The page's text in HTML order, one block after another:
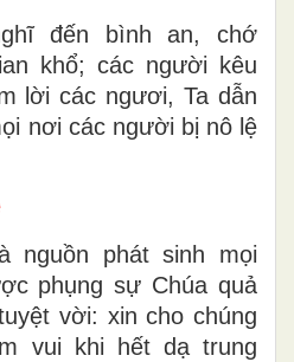
đến bình an, chớ
khổ; các người kêu
lời các ngươi, Ta dẫn
nơi các người bị nô lệ
nguồn phát sinh mọi
phụng sự Chúa quả
vời: xin cho chúng
vui khi hết dạ trung